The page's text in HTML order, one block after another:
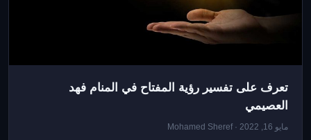
تعرف على تفسير رؤية المفتاح في المنام فهد
العصيمي
مايو 16, 2022 · Mohamed Sheref